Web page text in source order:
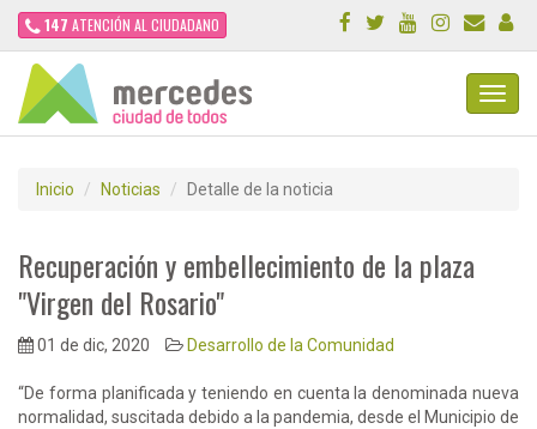
147 ATENCIÓN AL CIUDADANO
Inicio Noticias Detalle de la noticia
Recuperación y embellecimiento de la plaza
"Virgen del Rosario"
01 de dic, 2020 Desarrollo de la Comunidad
“De forma planificada y teniendo en cuenta la denominada nueva
normalidad, suscitada debido a la pandemia, desde el Municipio de